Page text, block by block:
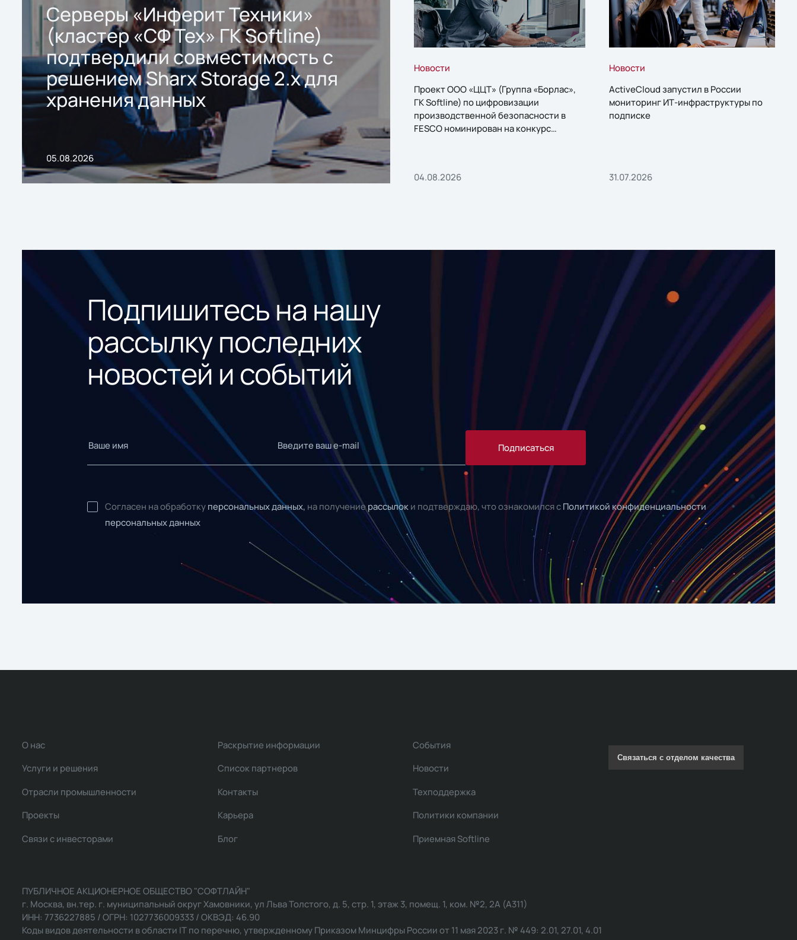
Серверы «Инферит Техники»
(кластер «СФ Тех» ГК Softline)
подтвердили совместимость с
решением Sharx Storage 2.x для
хранения данных
05.08.2026
Новости
Проект ООО «ЦЦТ» (Группа «Борлас»,
ГК Softline) по цифровизации
производственной безопасности в
FESCO номинирован на конкурс
04.08.2026
Новости
ActiveCloud запустил в России
мониторинг ИТ-инфраструктуры по
подписке
31.07.2026
Подпишитесь на нашу
рассылку последних
новостей и событий
Подписаться
Согласен на обработку персональных данных, на получениерассылок и подтверждаю, что ознакомился с Политикой конфиденциальности
персональных данных
О нас
Услуги и решения
Отрасли промышленности
Проекты
Связи с инвесторами
Раскрытие информации
Список партнеров
Контакты
Карьера
Блог
События
Новости
Техподдержка
Политики компании
Приемная Softline
Связаться с отделом качества
ПУБЛИЧНОЕ АКЦИОНЕРНОЕ ОБЩЕСТВО "СОФТЛАЙН"
г. Москва, вн.тер. г. муниципальный округ Хамовники, ул Льва Толстого, д. 5, стр. 1, этаж 3, помещ. 1, ком. №2, 2А (А311)
ИНН: 7736227885 / ОГРН: 1027736009333 / ОКВЭД: 46.90
Коды видов деятельности в области IT по перечню, утвержденному Приказом Минцифры России от 11 мая 2023 г. № 449: 2.01, 27.01, 4.01